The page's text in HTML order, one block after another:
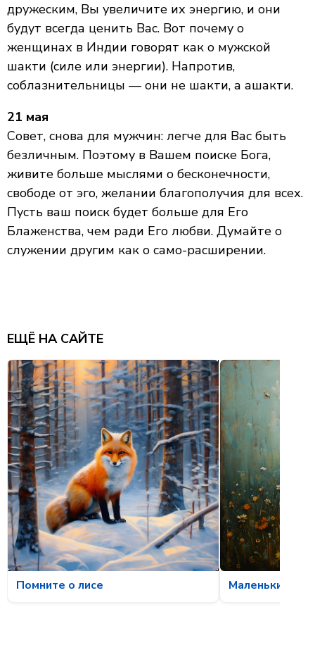
дружеским, Вы увеличите их энергию, и они
будут всегда ценить Вас. Вот почему о
женщинах в Индии говорят как о мужской
шакти (силе или энергии). Напротив,
соблазнительницы — они не шакти, а ашакти.
21 мая
Совет, снова для мужчин: легче для Вас быть
безличным. Поэтому в Вашем поиске Бога,
живите больше мыслями о бесконечности,
свободе от эго, желании благополучия для всех.
Пусть ваш поиск будет больше для Его
Блаженства, чем ради Его любви. Думайте о
служении другим как о само-расширении.
ЕЩЁ НА САЙТЕ
Помните о лисе Маленькие